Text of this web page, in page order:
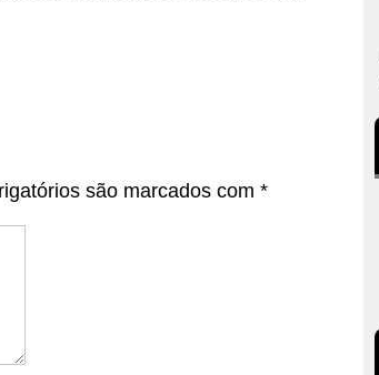
são marcados com *